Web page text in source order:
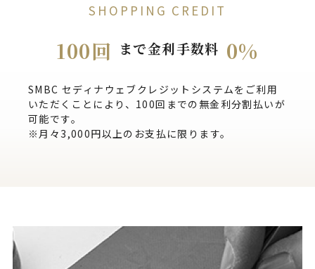
SHOPPING CREDIT
100回 まで金利手数料 0%
SMBC セディナウェブクレジットシステムをご利用
いただくことにより、100回までの無金利分割払いが
可能です。
※月々3,000円以上のお支払に限ります。